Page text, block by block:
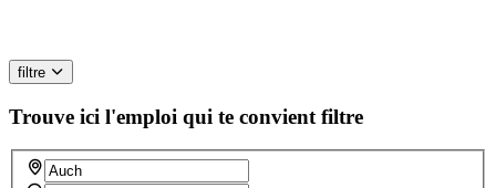
filtre
Trouve ici l'emploi qui te convient filtre